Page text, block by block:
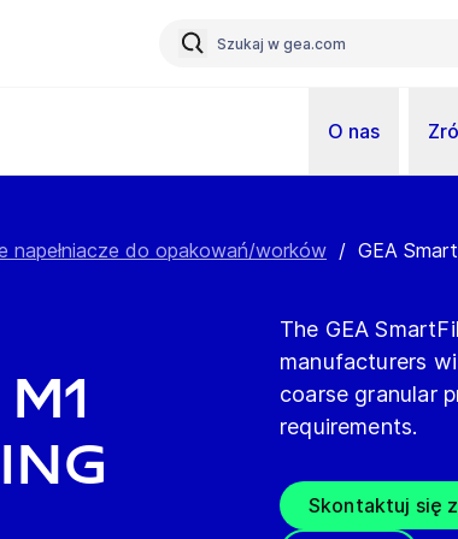
O nas
napełniacze do opakowań/worków / GEA
The GEA
manufacturers
coarse granular
requirements.
Skontaktuj się